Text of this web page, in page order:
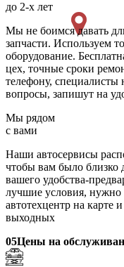
до 2-х лет
Мы не боимся давать
запчасти. Используем
оборудование.
цех, точные сроки
телефону, специалисты
вопросы, запишут на
Мы рядом
с вами
Наши автосервисы
чтобы вам было близко
вашего удобства-
лучшие условия, нужно
автотехцентр на карте
выходных
05Цены на